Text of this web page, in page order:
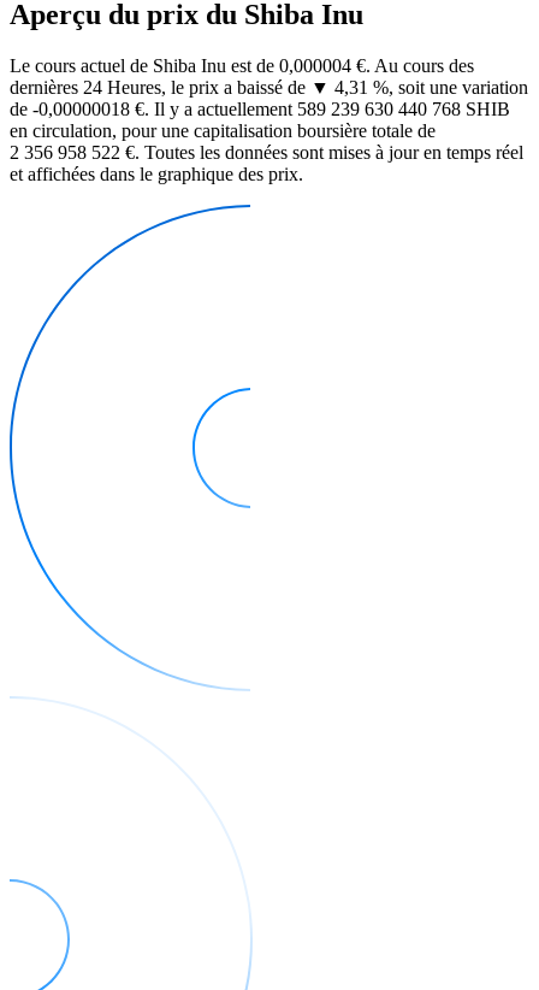
Aperçu du prix du Shiba Inu
Le cours actuel de Shiba Inu est de 0,000004 €. Au cours des
dernières 24 Heures, le prix a baissé de ▼ 4,31 %, soit une variation
de -0,00000018 €. Il y a actuellement 589 239 630 440 768 SHIB
en circulation, pour une capitalisation boursière totale de
2 356 958 522 €. Toutes les données sont mises à jour en temps réel
et affichées dans le graphique des prix.